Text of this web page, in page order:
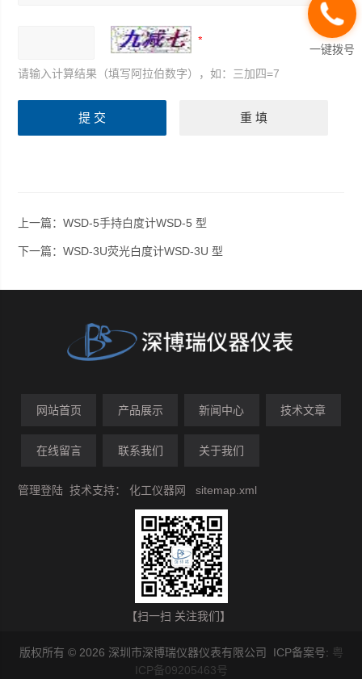
请输入计算结果（填写阿拉伯数字），如：三加四=7
上一篇：WSD-5手持白度计WSD-5 型
下一篇：WSD-3U荧光白度计WSD-3U 型
网站首页 产品展示 新闻中心 技术文章
在线留言 联系我们 关于我们
管理登陆 技术支持：化工仪器网 sitemap.xml
【扫一扫 关注我们】
版权所有 © 2026 深圳市深博瑞仪器仪表有限公司 ICP备案号: 粤
ICP备09205463号
一键拨号